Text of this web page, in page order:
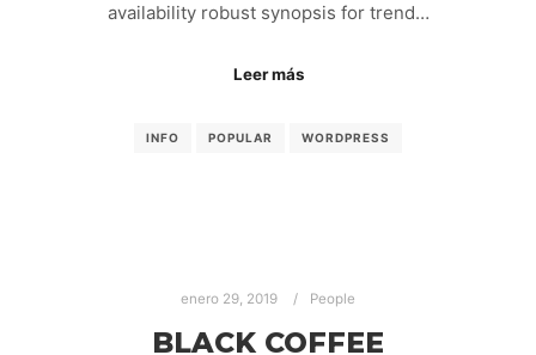
availability robust synopsis for trend…
Leer más
INFO POPULAR WORDPRESS
enero 29, 2019 People
BLACK COFFEE